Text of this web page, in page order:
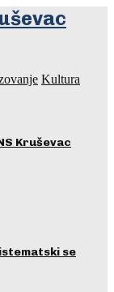
Kultura
Kruševac
se